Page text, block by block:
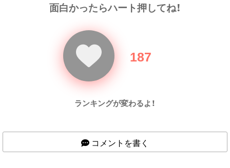
面白かったらハート押してね！
187
ランキングが変わるよ！
コメントを書く